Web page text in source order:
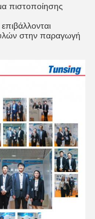
πιστοποίησης
στην παραγωγή